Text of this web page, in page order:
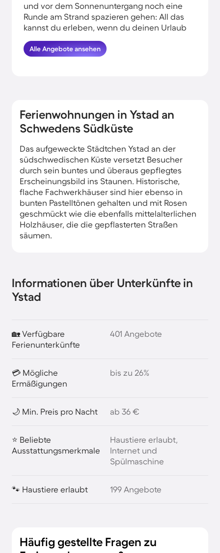
und vor dem Sonnenuntergang noch eine
Runde am Strand spazieren gehen: All das
kannst du erleben, wenn du deinen Urlaub
hat für euch die besten Angebote
herausgesucht. Finde hier die schönsten
Alle Angebote ansehen
Ferienwohnungen in Ystad an
Schwedens Südküste
Das aufgeweckte Städtchen Ystad an der
südschwedischen Küste versetzt Besucher
durch sein buntes und überaus gepflegtes
Erscheinungsbild ins Staunen. Historische,
flache Fachwerkhäuser sind hier ebenso in
bunten Pastelltönen gehalten und mit Rosen
geschmückt wie die ebenfalls mittelalterlichen
Holzhäuser, die die gepflasterten Straßen
säumen.
Informationen über Unterkünfte in
Ystad
🏡 Verfügbare
Ferienunterkünfte
401 Angebote
💳 Mögliche
Ermäßigungen
bis zu 26%
🌙 Min. Preis pro Nacht ab 36 €
⭐ Beliebte
Ausstattungsmerkmale
Haustiere erlaubt,
Internet und
Spülmaschine
🐾 Haustiere erlaubt 199 Angebote
Häufig gestellte Fragen zu